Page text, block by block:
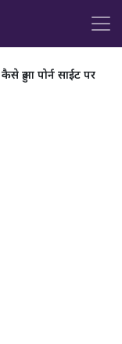
हुआ पोर्न साईट पर